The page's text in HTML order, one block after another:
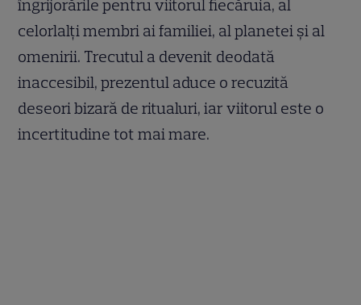
îngrijorările pentru viitorul fiecăruia, al
celorlalți membri ai familiei, al planetei și al
omenirii. Trecutul a devenit deodată
inaccesibil, prezentul aduce o recuzită
deseori bizară de ritualuri, iar viitorul este o
incertitudine tot mai mare.